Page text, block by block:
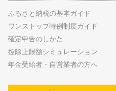
ふるさと納税の基本ガイド
ワンストップ特例制度ガイド
確定申告のしかた
控除上限額シミュレーション
年金受給者・自営業者の方へ